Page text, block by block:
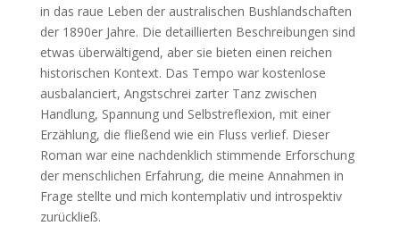
in das raue Leben der australischen Bushlandschaften
der 1890er Jahre. Die detaillierten Beschreibungen sind
etwas überwältigend, aber sie bieten einen reichen
historischen Kontext. Das Tempo war kostenlose
ausbalanciert, Angstschrei zarter Tanz zwischen
Handlung, Spannung und Selbstreflexion, mit einer
Erzählung, die fließend wie ein Fluss verlief. Dieser
Roman war eine nachdenklich stimmende Erforschung
der menschlichen Erfahrung, die meine Annahmen in
Frage stellte und mich kontemplativ und introspektiv
zurückließ.